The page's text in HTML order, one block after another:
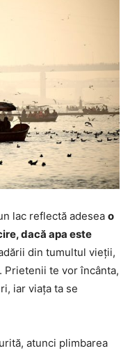
lac reflectă adesea o
dacă apa este
din tumultul vieții,
Prietenii te vor încânta,
iar viața ta se
atunci plimbarea